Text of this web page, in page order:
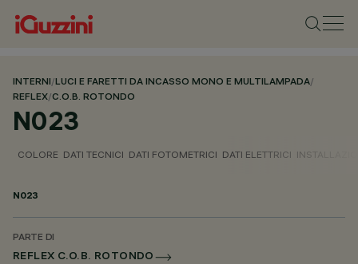
INTERNI/LUCI E FARETTI DA INCASSO MONO E MULTILAMPADA/
REFLEX/C.O.B. ROTONDO
N023
COLORE DATI TECNICI DATI FOTOMETRICI DATI ELETTRICI
N023
PARTE DI
REFLEX C.O.B. ROTONDO